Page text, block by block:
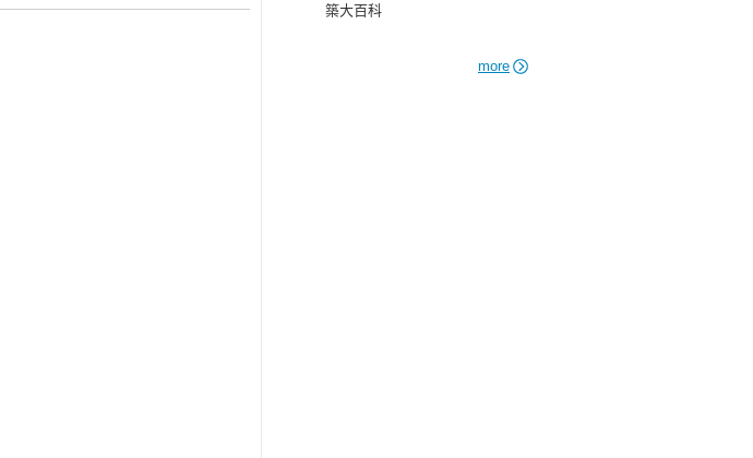
築大百科
more